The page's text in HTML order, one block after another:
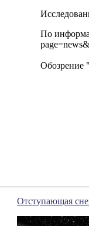
По
Обозрение
Отступающая